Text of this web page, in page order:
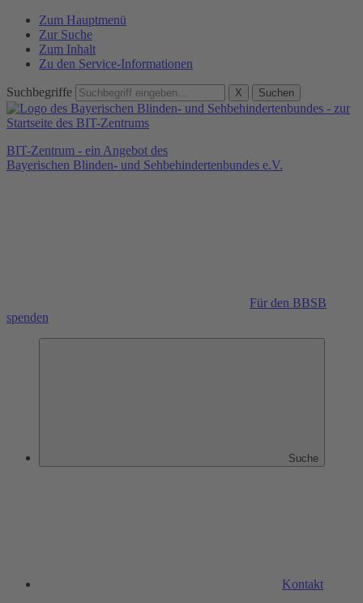
Zum Hauptmenü
Zur Suche
Zum Inhalt
Zu den Service-Informationen
Suchbegriffe X Suchen
BIT-Zentrum - ein Angebot des
Bayerischen Blinden- und Sehbehindertenbundes e.V.
Für den BBSB
spenden
Suche
Kontakt